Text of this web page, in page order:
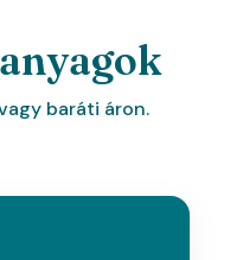
baráti áron.